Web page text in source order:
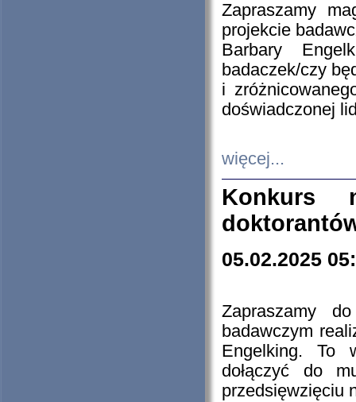
Zapraszamy
projekcie
Barbary
badaczek/czy
i
doświadczonej
więcej...
Konkurs
05.02.2025
Zapraszamy
badawczym
Engelking. To
dołączyć do
przedsięwzięciu